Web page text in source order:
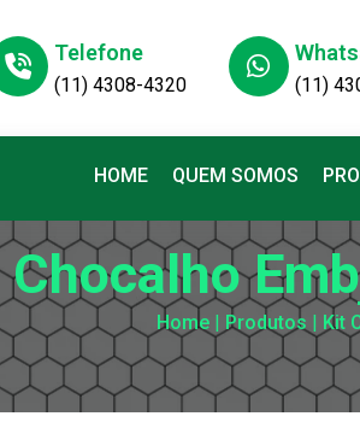
Telefone
(11) 4308-4320 (11)
HOME QUEM SOMOS
Home | Produtos | Kit